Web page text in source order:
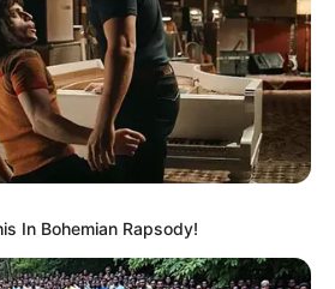
In Bohemian Rapsody!